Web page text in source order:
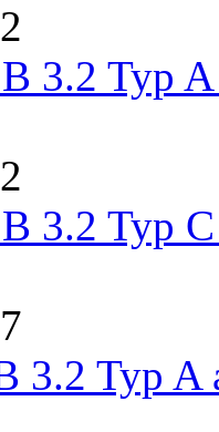
3.2 Typ
3.2 Typ
3.2 Typ